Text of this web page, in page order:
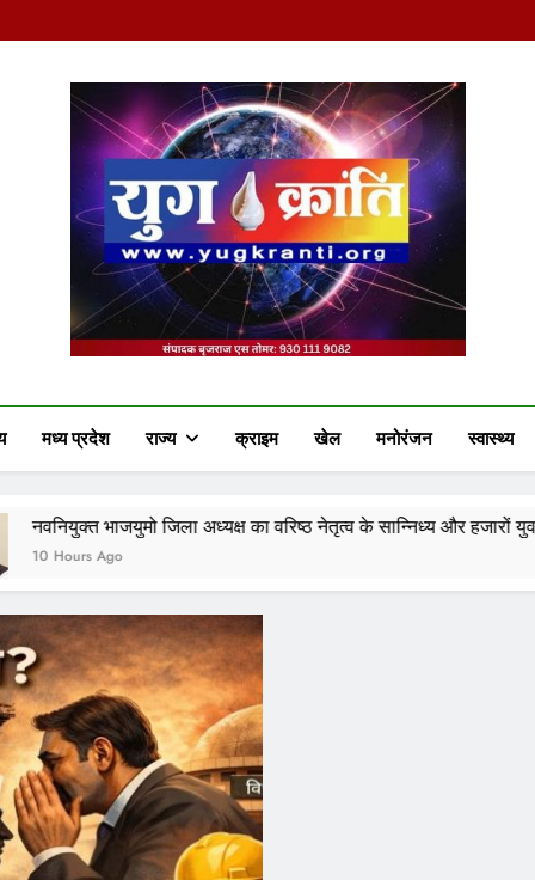
Yug Kranti |
मध्य प्रदेश राज्य क्राइम खेल मनोरंजन स्वास्थ्य
अध्यक्ष का वरिष्ठ नेतृत्व के सान्निध्य और हजारों युवाओं के समक्ष पदभार